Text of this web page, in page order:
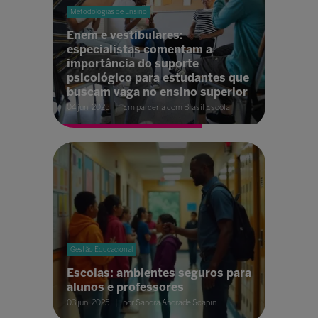
Metodologias de Ensino
Enem e vestibulares:
especialistas comentam a
importância do suporte
psicológico para estudantes que
buscam vaga no ensino superior
04 jun. 2025 Em parceria com Brasil Escola
Gestão Educacional
Escolas: ambientes seguros para
alunos e professores
03 jun. 2025 por Sandra Andrade Scapin